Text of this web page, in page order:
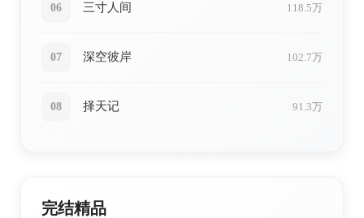
06 三寸人间 118.5万
07 深空彼岸 102.7万
08 择天记 91.3万
完结精品